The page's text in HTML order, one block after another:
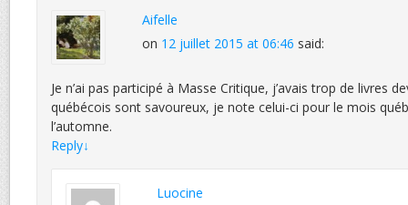
Aifelle
on 12 juillet 2015 at 06:46 said:
Je n’ai pas participé à Masse Critique, j’avais trop de livres
québécois sont savoureux, je note celui-ci pour le mois
l’automne.
Reply↓
Luocine